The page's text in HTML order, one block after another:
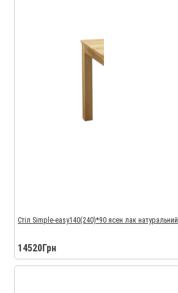
Стіл Simple-easy140(240)*90 ясен лак натуральний
14520Грн